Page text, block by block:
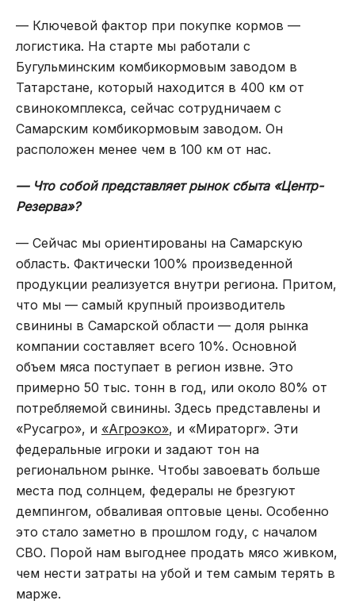
— Ключевой фактор при покупке кормов —
логистика. На старте мы работали с
Бугульминским комбикормовым заводом в
Татарстане, который находится в 400 км от
свинокомплекса, сейчас сотрудничаем с
Самарским комбикормовым заводом. Он
расположен менее чем в 100 км от нас.
— Что собой представляет рынок сбыта «Центр-
Резерва»?
— Сейчас мы ориентированы на Самарскую
область. Фактически 100% произведенной
продукции реализуется внутри региона. Притом,
что мы — самый крупный производитель
свинины в Самарской области — доля рынка
компании составляет всего 10%. Основной
объем мяса поступает в регион извне. Это
примерно 50 тыс. тонн в год, или около 80% от
потребляемой свинины. Здесь представлены и
«Русагро», и «Агроэко», и «Мираторг». Эти
федеральные игроки и задают тон на
региональном рынке. Чтобы завоевать больше
места под солнцем, федералы не брезгуют
демпингом, обваливая оптовые цены. Особенно
это стало заметно в прошлом году, с началом
СВО. Порой нам выгоднее продать мясо живком,
чем нести затраты на убой и тем самым терять в
марже.